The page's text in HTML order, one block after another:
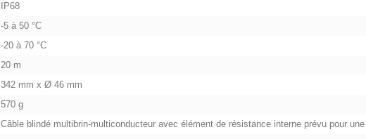
IP68
-5 à 50 °C
-20 à 70 °C
20 m
342 mm x Ø 46 mm
570 g
Câble blindé multibrin-multiconducteur avec élément de résistance interne prévu pour